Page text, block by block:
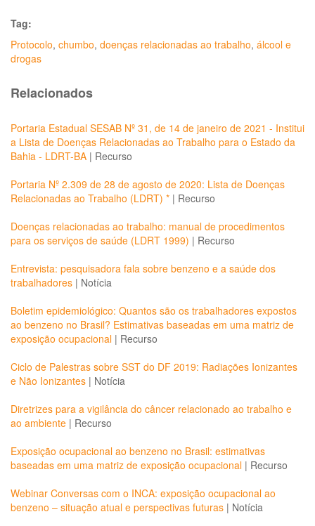
Tag:
Protocolo, chumbo, doenças relacionadas ao trabalho, álcool e
drogas
Relacionados
Portaria Estadual SESAB Nº 31, de 14 de janeiro de 2021 - Institui
a Lista de Doenças Relacionadas ao Trabalho para o Estado da
Bahia - LDRT-BA | Recurso
Portaria Nº 2.309 de 28 de agosto de 2020: Lista de Doenças
Relacionadas ao Trabalho (LDRT) * | Recurso
Doenças relacionadas ao trabalho: manual de procedimentos
para os serviços de saúde (LDRT 1999) | Recurso
Entrevista: pesquisadora fala sobre benzeno e a saúde dos
trabalhadores | Notícia
Boletim epidemiológico: Quantos são os trabalhadores expostos
ao benzeno no Brasil? Estimativas baseadas em uma matriz de
exposição ocupacional | Recurso
Ciclo de Palestras sobre SST do DF 2019: Radiações Ionizantes
e Não Ionizantes | Notícia
Diretrizes para a vigilância do câncer relacionado ao trabalho e
ao ambiente | Recurso
Exposição ocupacional ao benzeno no Brasil: estimativas
baseadas em uma matriz de exposição ocupacional | Recurso
Webinar Conversas com o INCA: exposição ocupacional ao
benzeno – situação atual e perspectivas futuras | Notícia